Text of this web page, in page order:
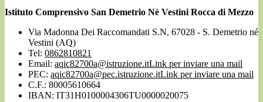
Istituto Comprensivo San Demetrio Nè Vestini Rocca di Mezzo
Via Madonna Dei Raccomandati S.N, 67028 - S. Demetrio né
Vestini (AQ)
Tel: 0862810821
Email: aqic82700a@istruzione.itLink per inviare una mail
PEC: aqic82700a@pec.istruzione.itLink per inviare una mail
C.F.: 80005610664
IBAN: IT31H0100004306TU0000020075